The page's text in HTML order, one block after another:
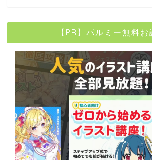
【PR】パルミー無料お